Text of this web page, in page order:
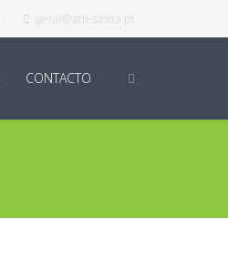
geral@arti-sintra.pt
CONTACTO